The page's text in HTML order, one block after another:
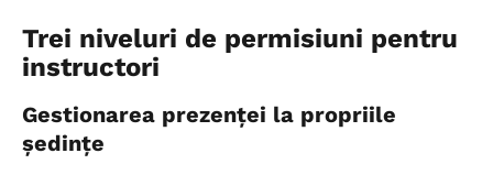
Trei niveluri de permisiuni pentru
instructori
Gestionarea prezenței la propriile
ședințe